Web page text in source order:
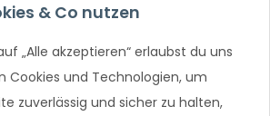
Euro, inklusive der gesetzlich geltenden
bei Überweisung oder 0%
& Co nutzen
„Alle akzeptieren“ erlaubst du uns
Cookies und Technologien, um
zuverlässig und sicher zu halten,